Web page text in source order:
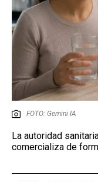
FOTO: Gemini IA
La autoridad
comercializa de